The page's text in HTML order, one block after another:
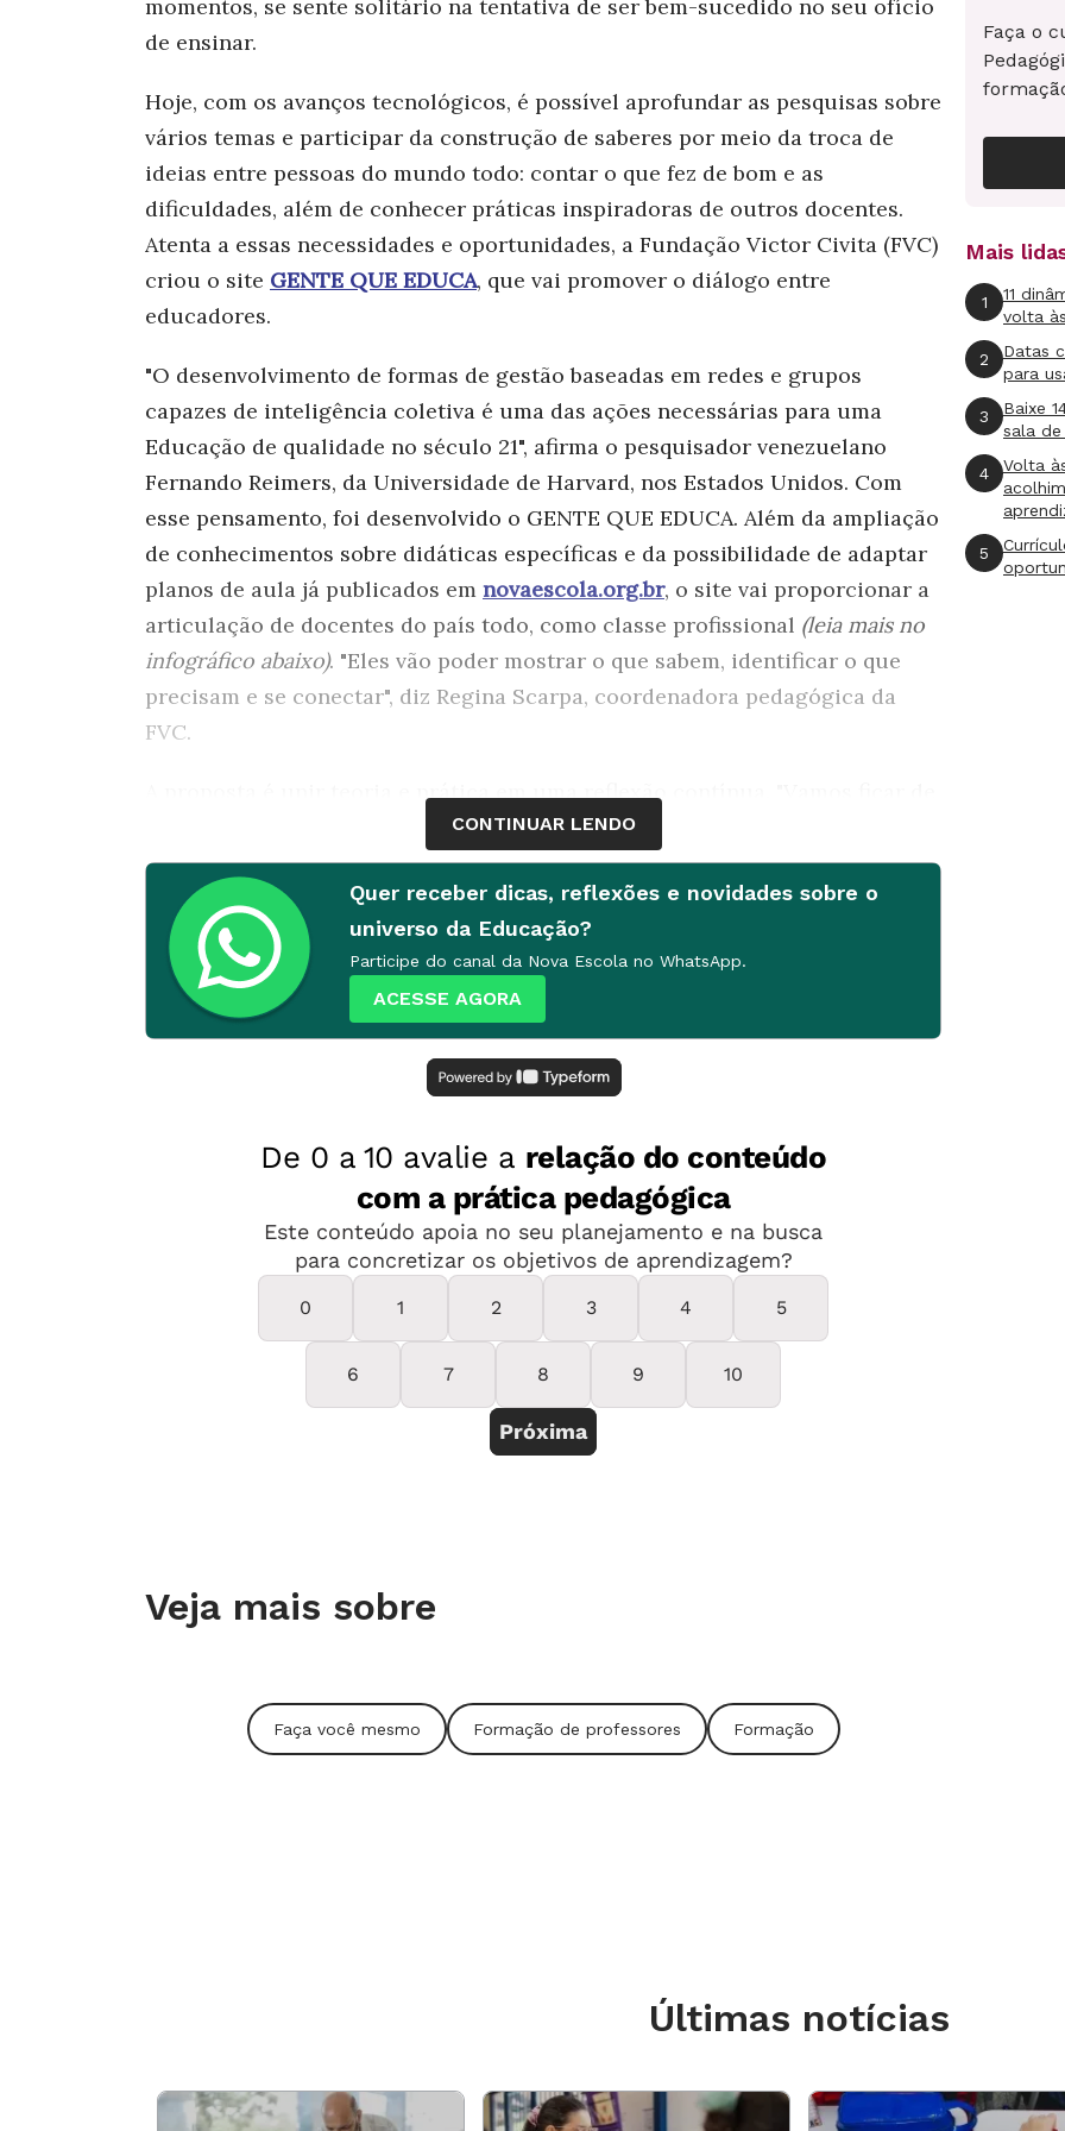
momentos, se sente solitário na tentativa de ser bem-sucedido no seu ofício
de ensinar.
Hoje, com os avanços tecnológicos, é possível aprofundar as pesquisas sobre
vários temas e participar da construção de saberes por meio da troca de
ideias entre pessoas do mundo todo: contar o que fez de bom e as
dificuldades, além de conhecer práticas inspiradoras de outros docentes.
Atenta a essas necessidades e oportunidades, a Fundação Victor Civita (FVC)
criou o site GENTE QUE EDUCA, que vai promover o diálogo entre
educadores.
"O desenvolvimento de formas de gestão baseadas em redes e grupos
capazes de inteligência coletiva é uma das ações necessárias para uma
Educação de qualidade no século 21", afirma o pesquisador venezuelano
Fernando Reimers, da Universidade de Harvard, nos Estados Unidos. Com
esse pensamento, foi desenvolvido o GENTE QUE EDUCA. Além da ampliação
de conhecimentos sobre didáticas específicas e da possibilidade de adaptar
planos de aula já publicados em novaescola.org.br, o site vai proporcionar a
articulação de docentes do país todo, como classe profissional (leia mais no
infográfico abaixo). "Eles vão poder mostrar o que sabem, identificar o que
precisam e se conectar", diz Regina Scarpa, coordenadora pedagógica da
FVC.
A proposta é unir teoria e prática em uma reflexão contínua. "Vamos ficar de
olho nas demandas que surgirem para contribuirmos com os educadores do
Brasil", explica Angela Dannemann, diretora executiva da FVC.
Clique para abrir o infográfico
CONTINUAR LENDO
Quer receber dicas, reflexões e novidades sobre o
universo da Educação?
Participe do canal da Nova Escola no WhatsApp.
ACESSE AGORA
Veja mais sobre
Faça você mesmo Formação de professores Formação
Faça o
Mais
1
11
volta
2
Datas
para
3
Baixe
sala
4
Volta
5
Últimas notícias